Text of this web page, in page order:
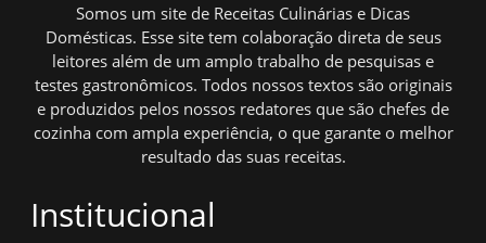
Somos um site de Receitas Culinárias e Dicas
Domésticas. Esse site tem colaboração direta de seus
leitores além de um amplo trabalho de pesquisas e
testes gastronômicos. Todos nossos textos são originais
e produzidos pelos nossos redatores que são chefes de
cozinha com ampla experiência, o que garante o melhor
resultado das suas receitas.
Institucional